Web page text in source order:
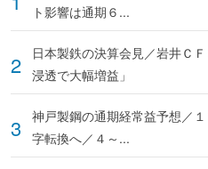
ト影響は通期６...
日本製鉄の決算会見／岩井Ｃ
浸透で大幅増益」
神戸製鋼の通期経常益予想／
字転換へ／４～...